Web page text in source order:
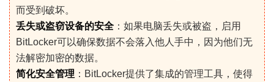
而受到破坏。
丢失或盗窃设备的安全 ：如果电脑丢失或被盗，启用
BitLocker可以确保数据不会落入他人手中，因为他们无
法解密加密的数据。
简化安全管理 ：BitLocker提供了集成的管理工具，使得